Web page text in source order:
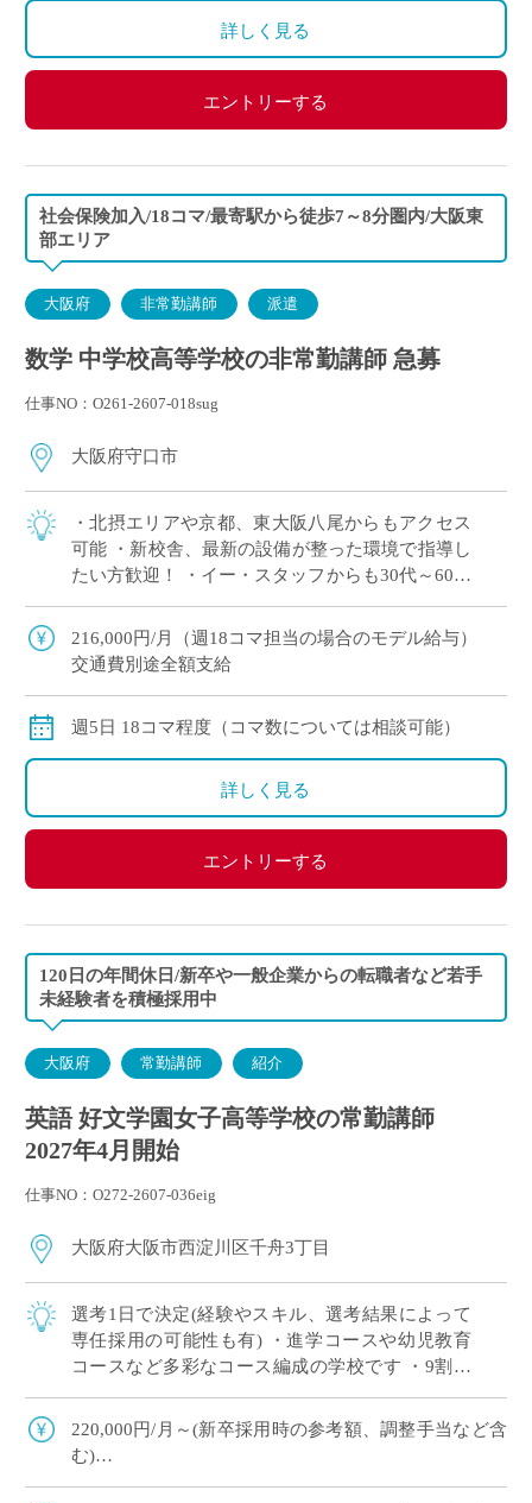
詳しく見る
エントリーする
社会保険加入/18コマ/最寄駅から徒歩7～8分圏内/大阪東
部エリア
大阪府 非常勤講師 派遣
数学 中学校高等学校の非常勤講師 急募
仕事NO：O261-2607-018sug
大阪府守口市
・北摂エリアや京都、東大阪八尾からもアクセス
可能 ・新校舎、最新の設備が整った環境で指導し
たい方歓迎！ ・イー・スタッフからも30代～60代
と年齢も幅広く活躍中 ・高校免許のみで応募可能
・探求型学習やSDGsへの取り組 […]
216,000円/月（週18コマ担当の場合のモデル給与）
交通費別途全額支給
週5日 18コマ程度（コマ数については相談可能）
詳しく見る
エントリーする
120日の年間休日/新卒や一般企業からの転職者など若手
未経験者を積極採用中
大阪府 常勤講師 紹介
英語 好文学園女子高等学校の常勤講師
2027年4月開始
仕事NO：O272-2607-036eig
大阪府大阪市西淀川区千舟3丁目
選考1日で決定(経験やスキル、選考結果によって
専任採用の可能性も有) ・進学コースや幼児教育
コースなど多彩なコース編成の学校です ・9割以
上の生徒が大学や短大、専門学校に進学していま
す ・新卒や社会人からのキャリアチェン […]
220,000円/月～(新卒採用時の参考額、調整手当など含
む)
◇手当：各種有